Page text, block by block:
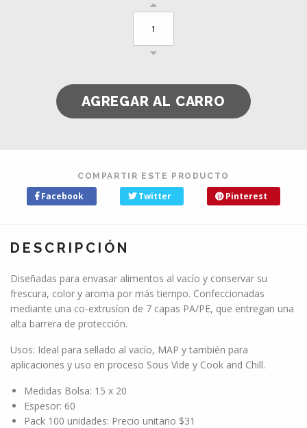
COMPARTIR ESTE PRODUCTO
Facebook Twitter Pinterest
DESCRIPCIÓN
Diseñadas para envasar alimentos al vacío y conservar su
frescura, color y aroma por más tiempo. Confeccionadas
mediante una co-extrusíon de 7 capas PA/PE, que entregan una
alta barrera de protección.
Usos: Ideal para sellado al vacío, MAP y también para
aplicaciones y uso en proceso Sous Vide y Cook and Chill.
Medidas Bolsa: 15 x 20
Espesor: 60
Pack 100 unidades: Precio unitario $31